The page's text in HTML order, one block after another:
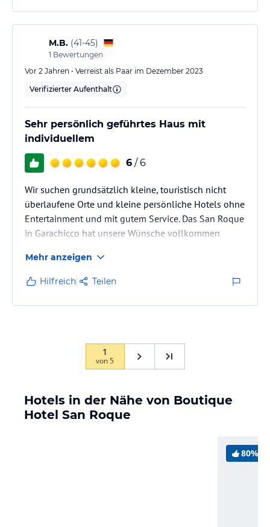
M.B. (41-45)
1 Bewertungen
Vor 2 Jahren • Verreist als Paar im Dezember 2023
Verifizierter Aufenthalt
Sehr persönlich geführtes Haus mit
individuellem
6 / 6
Wir suchen grundsätzlich kleine, touristisch nicht
überlaufene Orte und kleine persönliche Hotels ohne
Entertainment und mit gutem Service. Das San Roque
in Garachicco hat unsere Wünsche vollkommen
- Sehr persönlicher und individueller Umgang mit
den Gästen,
- internationale Gäste, also kein Deutschtümeln,
- Angenehmes Sylvesterprogramm (Canarische
- alle! Mitarbeiter (auch Reinigung und Hausmeister)
haben immer gegrüßt und sehr…
Mehr anzeigen
Hilfreich Teilen
1
von5
Hotels in der Nähe von Boutique
Hotel San Roque
80%